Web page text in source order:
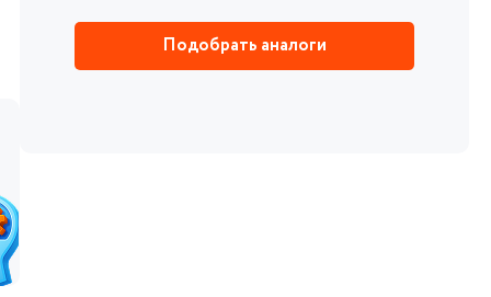
Подобрать аналоги